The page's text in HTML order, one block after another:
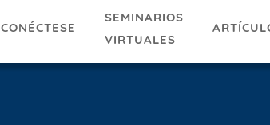
CONÉCTESE
SEMINARIOS
VIRTUALES